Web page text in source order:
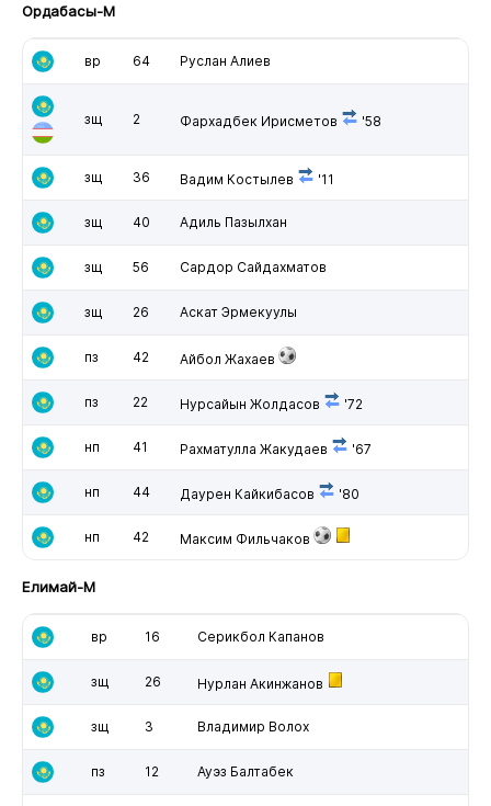
Ордабасы-М
вр 64 Руслан Алиев
зщ 2 Фархадбек Ирисметов '58
зщ 36 Вадим Костылев '11
зщ 40 Адиль Пазылхан
зщ 56 Сардор Сайдахматов
зщ 26 Аскат Эрмекуулы
пз 42 Айбол Жахаев
пз 22 Нурсайын Жолдасов '72
нп 41 Рахматулла Жакудаев '67
нп 44 Даурен Кайкибасов '80
нп 42 Максим Фильчаков
Елимай-М
вр 16 Серикбол Капанов
зщ 26 Нурлан Акинжанов
зщ 3 Владимир Волох
пз 12 Ауэз Балтабек